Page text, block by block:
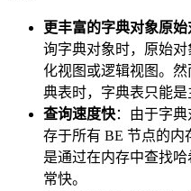
更丰富的字典对象原始
询字典对象时，原始
化视图或逻辑视图。然
典表时，字典表只能是
查询速度快：由于字
存于所有 BE 节点的
是通过在内存中查找
常快。